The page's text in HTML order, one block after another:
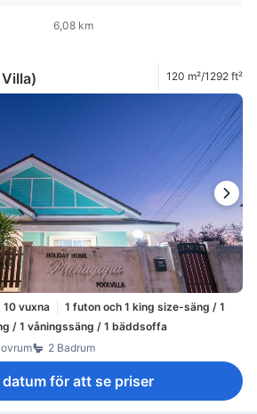
6,08 km
120 m²/1292 ft²
vuxna
1 futon och 1 king size-säng / 1
/ 1 våningssäng / 1 bäddsoffa
2 Badrum
för att se priser